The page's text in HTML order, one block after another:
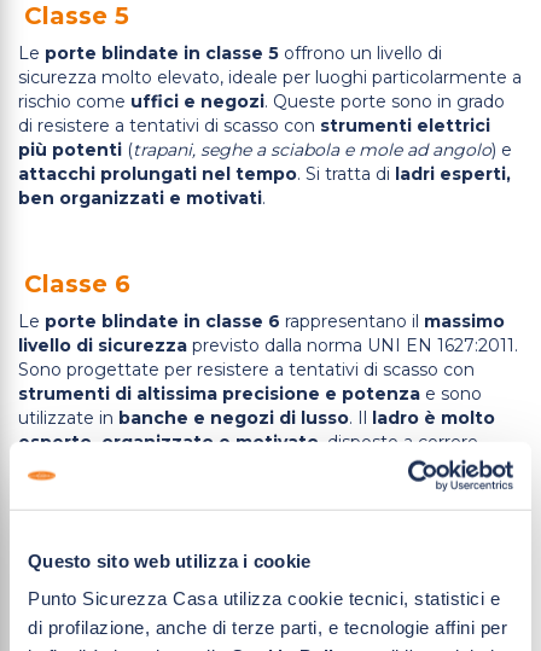
Questo sito web utilizza i cookie
Punto Sicurezza Casa utilizza cookie tecnici, statistici e
di profilazione, anche di terze parti, e tecnologie affini per
Classe 5
Le porte blindate in classe 5 offrono un livello di
sicurezza molto elevato, ideale per luoghi particolarmente a
rischio come uffici e negozi. Queste porte sono in grado
di resistere a tentativi di scasso con strumenti elettrici
più potenti (trapani, seghe a sciabola e mole ad angolo) e
attacchi prolungati nel tempo. Si tratta di ladri esperti,
ben organizzati e motivati.
Classe 6
Le porte blindate in classe 6 rappresentano il massimo
livello di sicurezza previsto dalla norma UNI EN 1627:2011.
Sono progettate per resistere a tentativi di scasso con
strumenti di altissima precisione e potenza e sono
utilizzate in banche e negozi di lusso. Il ladro è molto
esperto, organizzato e motivato , disposto a correre
rischi molto elevati.
Classi di sicurezza: come scegliere
la porta blindata giusta?
La scelta della porta blindata giusta
dipende da vari
fattori , tra cui il livello di rischio dell’ambiente in cui vivi o